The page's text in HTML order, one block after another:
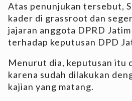
Atas penunjukan tersebut,
kader di grassroot dan
jajaran anggota DPRD
terhadap keputusan DPD
Menurut dia, keputusan itu
karena sudah dilakukan
kajian yang matang.